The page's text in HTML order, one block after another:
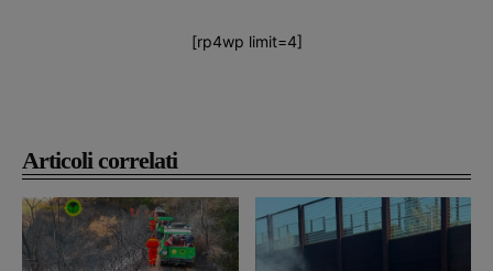
Articoli correlati
[rp4wp limit=4]